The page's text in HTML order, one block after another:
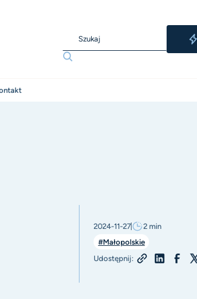
2024-11-27 2 min
#Małopolskie
Udostępnij: